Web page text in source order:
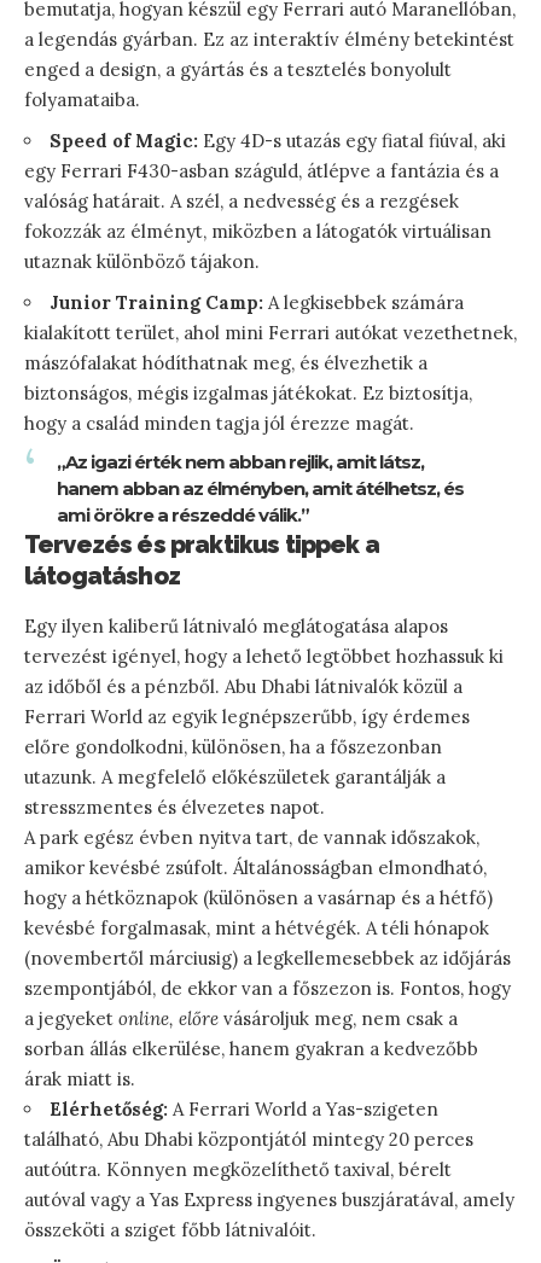
bemutatja, hogyan készül egy Ferrari autó Maranellóban,
a legendás gyárban. Ez az interaktív élmény betekintést
enged a design, a gyártás és a tesztelés bonyolult
folyamataiba.
Speed of Magic: Egy 4D-s utazás egy fiatal fiúval, aki
egy Ferrari F430-asban száguld, átlépve a fantázia és a
valóság határait. A szél, a nedvesség és a rezgések
fokozzák az élményt, miközben a látogatók virtuálisan
utaznak különböző tájakon.
Junior Training Camp: A legkisebbek számára
kialakított terület, ahol mini Ferrari autókat vezethetnek,
mászófalakat hódíthatnak meg, és élvezhetik a
biztonságos, mégis izgalmas játékokat. Ez biztosítja,
hogy a család minden tagja jól érezze magát.
„Az igazi érték nem abban rejlik, amit látsz,
hanem abban az élményben, amit átélhetsz, és
ami örökre a részeddé válik.”
Tervezés és praktikus tippek a
látogatáshoz
Egy ilyen kaliberű látnivaló meglátogatása alapos
tervezést igényel, hogy a lehető legtöbbet hozhassuk ki
az időből és a pénzből. Abu Dhabi látnivalók közül a
Ferrari World az egyik legnépszerűbb, így érdemes
előre gondolkodni, különösen, ha a főszezonban
utazunk. A megfelelő előkészületek garantálják a
stresszmentes és élvezetes napot.
A park egész évben nyitva tart, de vannak időszakok,
amikor kevésbé zsúfolt. Általánosságban elmondható,
hogy a hétköznapok (különösen a vasárnap és a hétfő)
kevésbé forgalmasak, mint a hétvégék. A téli hónapok
(novembertől márciusig) a legkellemesebbek az időjárás
szempontjából, de ekkor van a főszezon is. Fontos, hogy
a jegyeket online, előre vásároljuk meg, nem csak a
sorban állás elkerülése, hanem gyakran a kedvezőbb
árak miatt is.
Elérhetőség: A Ferrari World a Yas-szigeten
található, Abu Dhabi központjától mintegy 20 perces
autóútra. Könnyen megközelíthető taxival, bérelt
autóval vagy a Yas Express ingyenes buszjáratával, amely
összeköti a sziget főbb látnivalóit.